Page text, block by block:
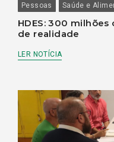
Pessoas
Saúde e
HDES: 300
de realidade
LER NOTÍCIA